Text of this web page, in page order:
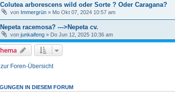
Colutea arborescens wild oder Sorte ? Oder Caragana?
von Immergrün » Mo Okt 07, 2024 10:57 am
Nepeta racemosa? --->Nepeta cv.
von junkaifeng » Do Jun 12, 2025 10:36 am
Foren-Übersicht
IN DIESEM FORUM